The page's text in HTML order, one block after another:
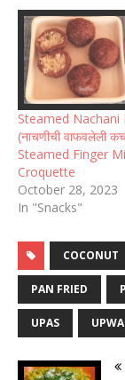
Steamed Nachani
(नाचणीची वाफवलेली
Steamed Finger
Croquette
October 28, 2023
In "Snacks"
COCONUT
PAN FRIED
UPAS